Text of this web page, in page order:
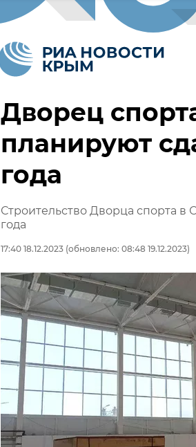
Дворец
планируют
года
Строительство Дворца спорта в
года
17:40 18.12.2023 (обновлено: 08:48 19.12.2023)